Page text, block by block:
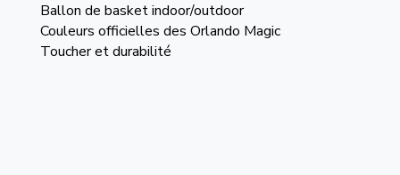
Ballon de basket indoor/outdoor
Couleurs officielles des Orlando Magic
Toucher et durabilité